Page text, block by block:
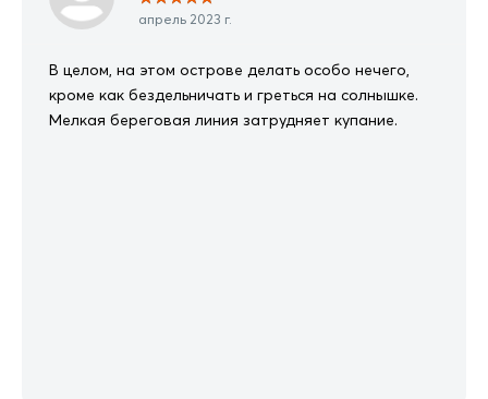
апрель 2023 г.
В целом, на этом острове делать особо нечего,
кроме как бездельничать и греться на солнышке.
Мелкая береговая линия затрудняет купание.